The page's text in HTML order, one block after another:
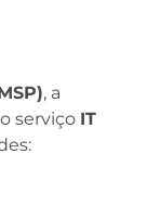
, a
serviço IT